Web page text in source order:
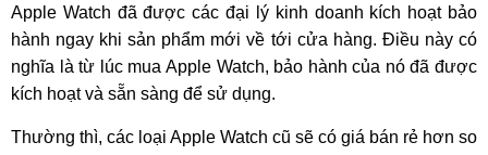
Apple Watch đã được các đại lý kinh doanh kích hoạt bảo
hành ngay khi sản phẩm mới về tới cửa hàng. Điều này có
nghĩa là từ lúc mua Apple Watch, bảo hành của nó đã được
kích hoạt và sẵn sàng để sử dụng.
Thường thì, các loại Apple Watch cũ sẽ có giá bán rẻ hơn so